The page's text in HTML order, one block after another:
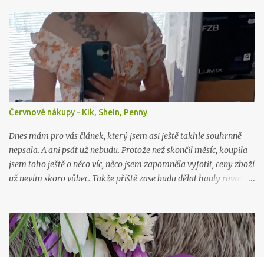
Červnové nákupy - Kik, Shein, Penny
Dnes mám pro vás článek, který jsem asi ještě takhle souhrnně
nepsala. A ani psát už nebudu. Protože než skončil měsíc, koupila
jsem toho ještě o něco víc, něco jsem zapomněla vyfotit, ceny zboží
už nevím skoro vůbec. Takže příště zase budu dělat hauly rovnou